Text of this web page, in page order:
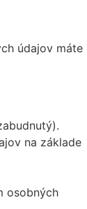
údajov máte
na základe
osobných